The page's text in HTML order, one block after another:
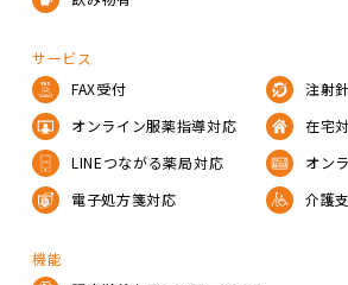
サービス
FAX受付
注射
オンライン服薬指導対応
在宅
LINEつながる薬局対応
オン
電子処方箋対応
介護
機能